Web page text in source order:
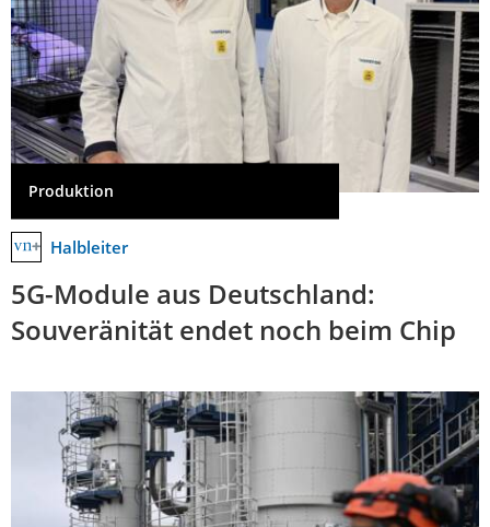
Produktion
Halbleiter
5G-Module aus Deutschland:
Souveränität endet noch beim Chip